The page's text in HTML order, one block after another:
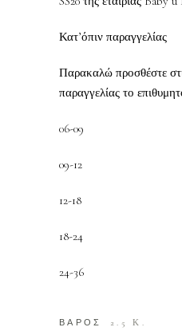
Κατ’όπιν παραγγελίας
Παρακαλώ προσθέστε
παραγγελίας το
06-09
09-12
12-18
18-24
24-36
ΒΑΡΟΣ 2.5 Κ.